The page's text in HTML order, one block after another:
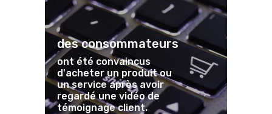
des consommateurs
ont été convaincus
d'acheter un produit ou
un service après avoir
regardé une vidéo de
témoignage client.